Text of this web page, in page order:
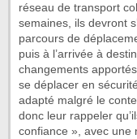
réseau de transport
semaines, ils devront
parcours de
puis à l’arrivée à
changements
se déplacer en
adapté malgré le
donc leur rappeler
confiance », avec une